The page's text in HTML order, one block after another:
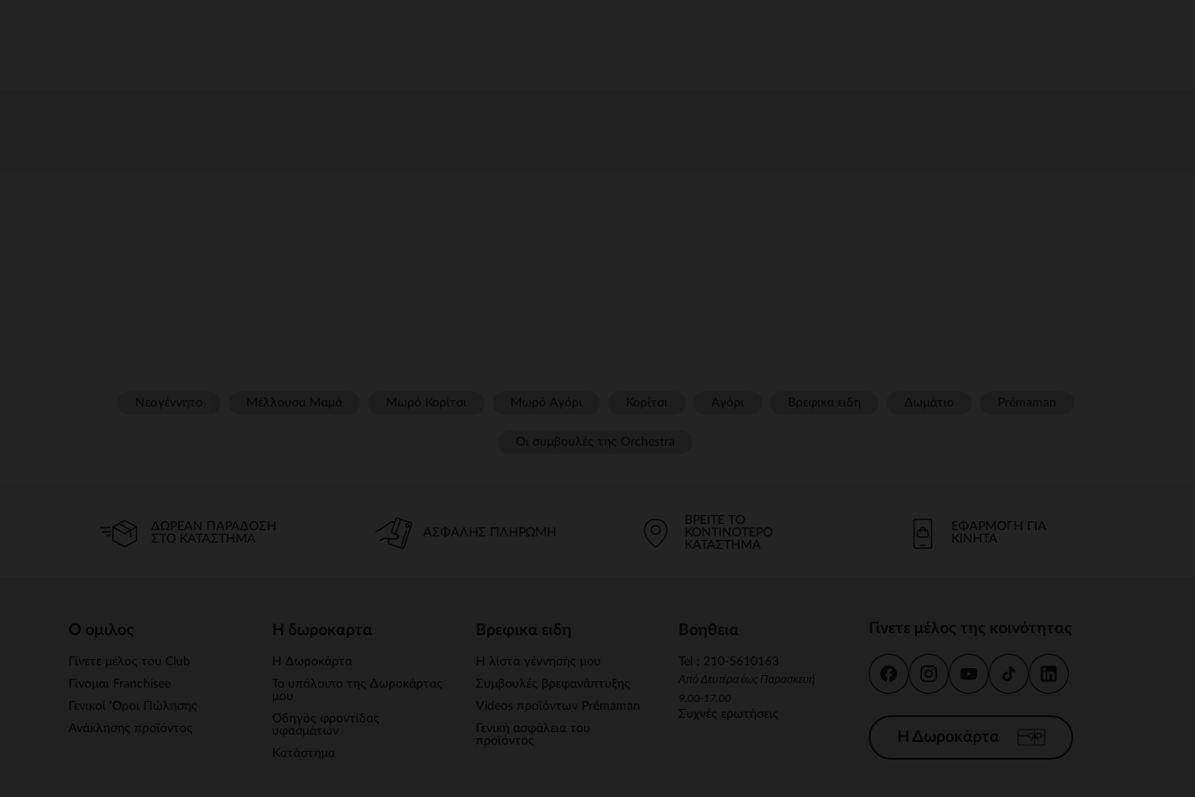
ΔΩΡΕΆΝ ΠΑΡΆΔΟΣΗ
ΣΤΟ ΚΑΤΆΣΤΗΜΑ
ΑΣΦΑΛΉΣ ΠΛΗΡΩΜΉ
ΒΡΕΊΤΕ ΤΟ
ΚΟΝΤΙΝΌΤΕΡΟ
ΚΑΤΆΣΤΗΜΑ
ΕΦΑΡΜΟΓΉ ΓΙΑ
ΚΙΝΗΤΆ
Ο ομιλος
Γίνετε μέλος του Club
Γίνομαι Franchisee
Γενικοί 'Οροι Πώλησης
Ανάκλησης προϊόντος
Η δωροκαρτα
Η Δωροκάρτα
Το υπόλοιπο της Δωροκάρτας
μου
Οδηγός φροντίδας
υφασμάτων
Κατάστημα
Βρεφικα ειδη
Η λίστα γέννησής μου
Συμβουλές βρεφανάπτυξης
Videos προϊόντων Prémaman
Γενική ασφάλεια του
προϊόντος
Βοηθεια
Tel : 210-5610163
Από Δευτέρα έως Παρασκευή
9.00-17.00
Συχνές ερωτήσεις
Γίνετε μέλος της κοινότητας
Η Δωροκάρτα